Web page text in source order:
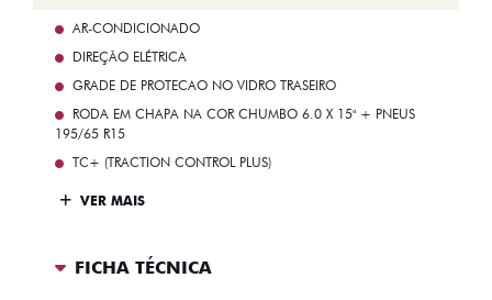
AR-CONDICIONADO
DIREÇÃO ELÉTRICA
GRADE DE PROTECAO NO VIDRO TRASEIRO
RODA EM CHAPA NA COR CHUMBO 6.0 X 15" + PNEUS
195/65 R15
TC+ (TRACTION CONTROL PLUS)
VER MAIS
FICHA TÉCNICA